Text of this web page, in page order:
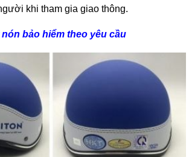
khi tham gia giao thông.
bảo hiểm theo yêu cầu